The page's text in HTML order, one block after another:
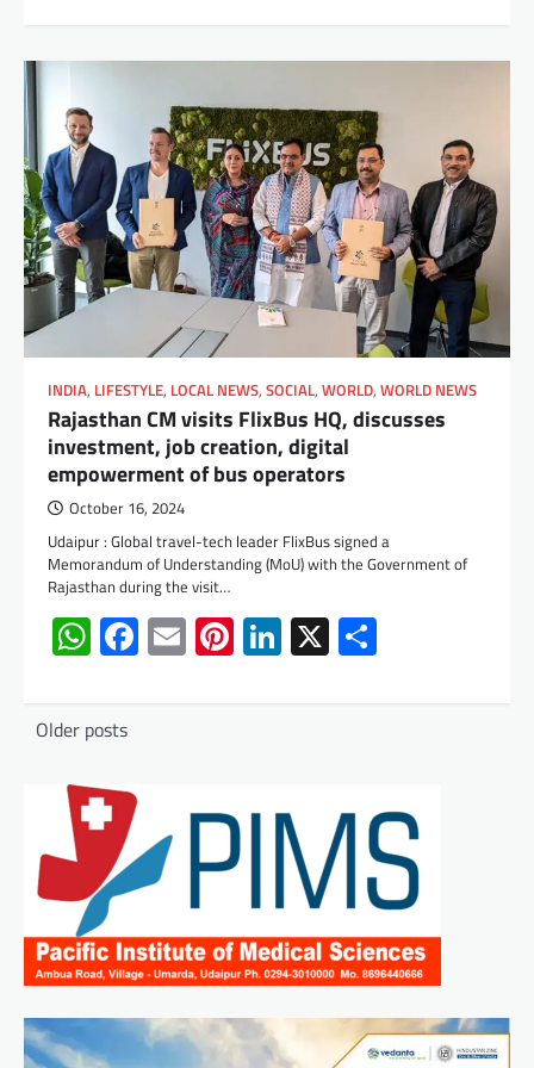
INDIA, LIFESTYLE, LOCAL NEWS, SOCIAL, WORLD, WORLD NEWS
Rajasthan CM visits FlixBus HQ, discusses
investment, job creation, digital
empowerment of bus operators
October 16, 2024
Udaipur : Global travel-tech leader FlixBus signed a
Memorandum of Understanding (MoU) with the Government of
Rajasthan during the visit…
WhatsApp
Facebook
EmailPinterest
LinkedIn
X
Posts
Older posts